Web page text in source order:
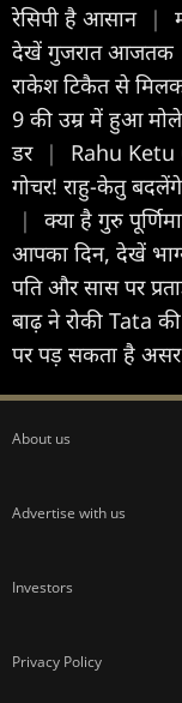
रेसिपी है आसान |
देखें गुजरात आजतक
राकेश टिकैत से
9 की उम्र में हुआ
डर |
Rahu Ketu
गोचर! राहु-केतु
|
क्या है गुरु
आपका द‍िन, देखें
पति और सास पर
बाढ़ ने रोकी Tata
पर पड़ सकता है असर
About us
Advertise with us
Investors
Privacy Policy